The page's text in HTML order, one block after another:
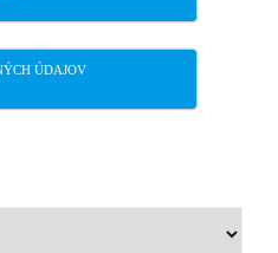
ÚDAJOV